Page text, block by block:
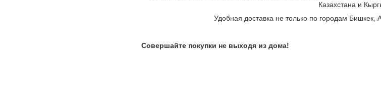
Казахстана и
Удобная доставка не только по городам
Совершайте покупки не выходя из дома!